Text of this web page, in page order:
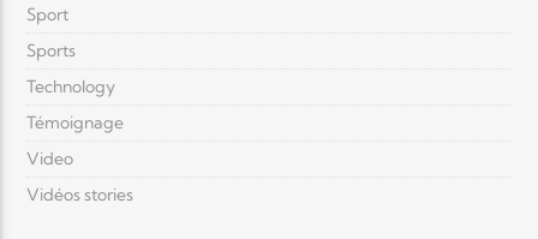
Sport
Sports
Technology
Témoignage
Video
Vidéos stories